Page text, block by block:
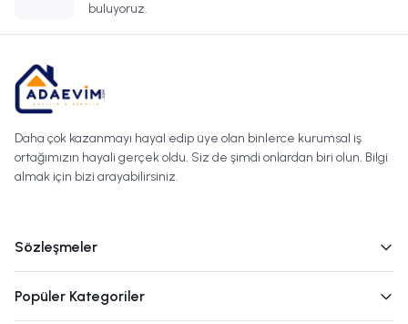
buluyoruz.
Daha çok kazanmayı hayal edip üye olan binlerce kurumsal iş
ortağımızın hayali gerçek oldu. Siz de şimdi onlardan biri olun. Bilgi
almak için bizi arayabilirsiniz.
Sözleşmeler
Popüler Kategoriler